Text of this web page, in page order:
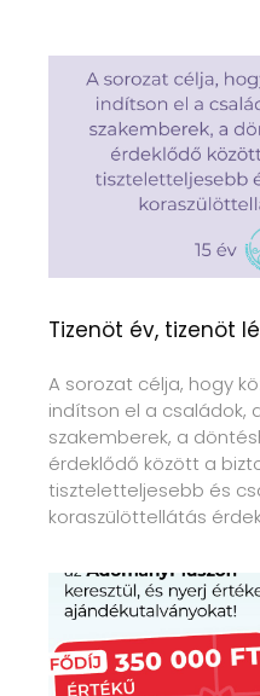
Tizenöt év, tizenöt
A sorozat célja, hogy
indítson el a családok,
szakemberek, a
érdeklődő között a
tiszteletteljesebb és
koraszülöttellátás